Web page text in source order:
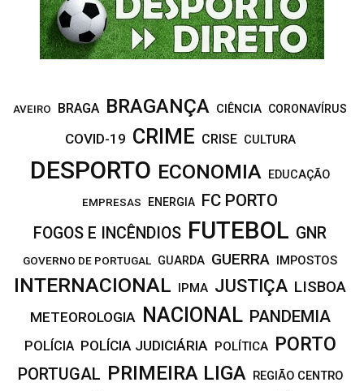
AVEIRO BRAGA BRAGANÇA CIÊNCIA CORONAVÍRUS
COVID-19 CRIME CRISE CULTURA
DESPORTO ECONOMIA EDUCAÇÃO
EMPRESAS ENERGIA FC PORTO
FOGOS E INCÊNDIOS FUTEBOL GNR
GOVERNO DE PORTUGAL GUARDA GUERRA IMPOSTOS
INTERNACIONAL IPMA JUSTIÇA LISBOA
METEOROLOGIA NACIONAL PANDEMIA
POLÍCIA POLÍCIA JUDICIÁRIA POLÍTICA PORTO
PORTUGAL PRIMEIRA LIGA REGIÃO CENTRO